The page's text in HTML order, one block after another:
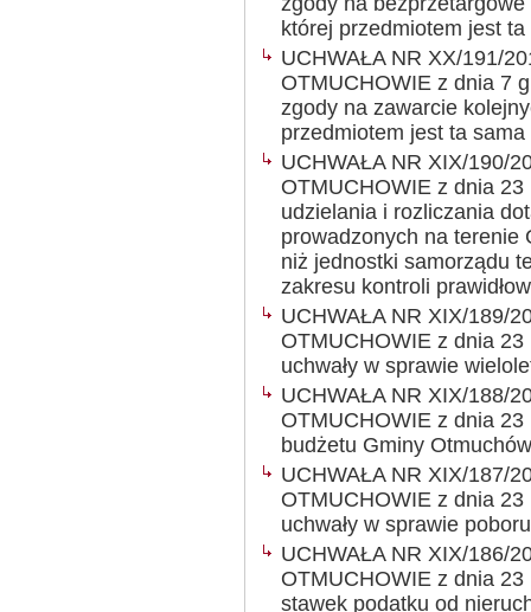
której przedmiotem jest
UCHWAŁA NR XX/191/
OTMUCHOWIE z dnia 7
zgody na zawarcie
przedmiotem jest ta
UCHWAŁA NR XIX/190/
OTMUCHOWIE z dnia
udzielania i rozliczania
prowadzonych na terenie
niż jednostki samorządu
zakresu kontroli
UCHWAŁA NR XIX/189/
OTMUCHOWIE z dnia
uchwały w sprawie
UCHWAŁA NR XIX/188/
OTMUCHOWIE z dnia
budżetu Gminy
UCHWAŁA NR XIX/187/
OTMUCHOWIE z dnia
uchwały w sprawie
UCHWAŁA NR XIX/186/
OTMUCHOWIE z dnia
stawek podatku od